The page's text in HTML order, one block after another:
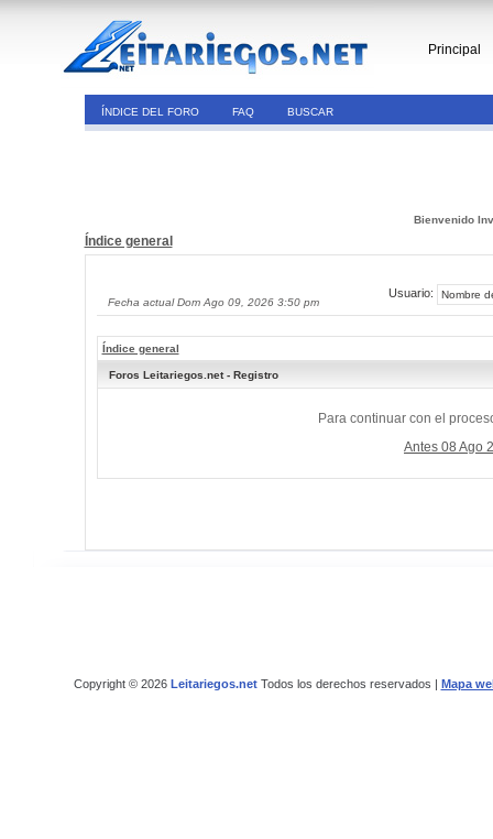
Principal
ÍNDICE DEL FORO FAQ BUSCAR
Bienvenido
Índice general
Fecha actual Dom Ago 09, 2026 3:50 pm
Usuario:
Índice general
Foros Leitariegos.net - Registro
Para continuar con el
Antes 08 Ago
Copyright © 2026 Leitariegos.netTodos los derechos reservados | Mapa